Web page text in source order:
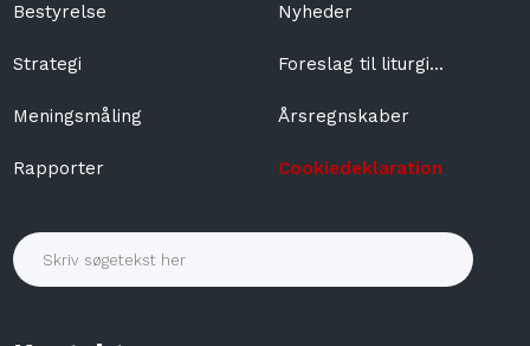
​Bestyrelse
Strategi
Meningsmåling
Rapporter
Nyheder
​Foreslag til liturgi...
Årsregnskaber​
Cookiedeklaration ​